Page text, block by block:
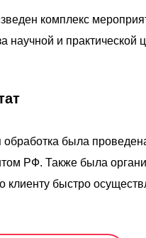
комплекс
научной и
обработка была
РФ. Также была
клиенту быстро